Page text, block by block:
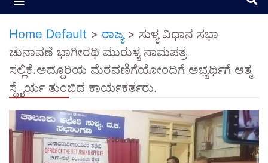
Home Default > ರಾಜ್ಯ> ಸುಳ್ಯ ವಿಧಾನ ಸಭಾ
ಚುನಾವಣೆ ಭಾಗೀರಥಿ ಮುರುಳ್ಯ ನಾಮಪತ್ರ
ಸಲ್ಲಿಕೆ.ಅದ್ದೂರಿಯ ಮೆರವಣಿಗೆಯೋಂದಿಗೆ ಅಭ್ಯರ್ಥಿಗೆ ಆತ್ಮ
ಸ್ಥೈರ್ಯ ತುಂಬಿದ ಕಾರ್ಯಕರ್ತರು.